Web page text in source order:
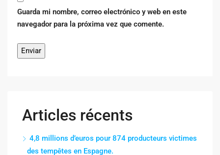
Guarda mi nombre, correo electrónico y web en este
navegador para la próxima vez que comente.
Articles récents
4,8 millions d’euros pour 874 producteurs victimes
des tempêtes en Espagne.